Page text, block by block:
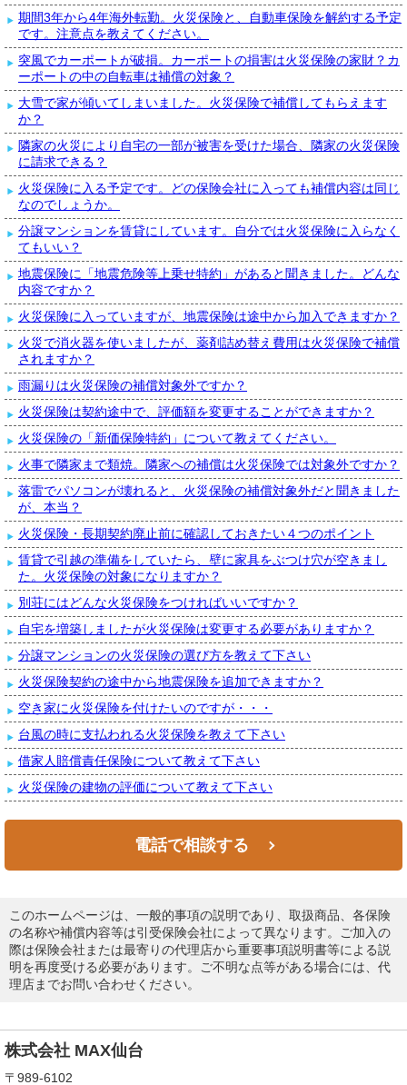
期間3年から4年海外転勤。火災保険と、自動車保険を解約する予定
です。注意点を教えてください。
突風でカーポートが破損。カーポートの損害は火災保険の家財？カ
ーポートの中の自転車は補償の対象？
大雪で家が傾いてしまいました。火災保険で補償してもらえます
か？
隣家の火災により自宅の一部が被害を受けた場合、隣家の火災保険
に請求できる？
火災保険に入る予定です。どの保険会社に入っても補償内容は同じ
なのでしょうか。
分譲マンションを賃貸にしています。自分では火災保険に入らなく
てもいい？
地震保険に「地震危険等上乗せ特約」があると聞きました。どんな
内容ですか？
火災保険に入っていますが、地震保険は途中から加入できますか？
火災で消火器を使いましたが、薬剤詰め替え費用は火災保険で補償
されますか？
雨漏りは火災保険の補償対象外ですか？
火災保険は契約途中で、評価額を変更することができますか？
火災保険の「新価保険特約」について教えてください。
火事で隣家まで類焼。隣家への補償は火災保険では対象外ですか？
落雷でパソコンが壊れると、火災保険の補償対象外だと聞きました
が、本当？
火災保険・長期契約廃止前に確認しておきたい４つのポイント
賃貸で引越の準備をしていたら、壁に家具をぶつけ穴が空きまし
た。火災保険の対象になりますか？
別荘にはどんな火災保険をつければいいですか？
自宅を増築しましたが火災保険は変更する必要がありますか？
分譲マンションの火災保険の選び方を教えて下さい
火災保険契約の途中から地震保険を追加できますか？
空き家に火災保険を付けたいのですが・・・
台風の時に支払われる火災保険を教えて下さい
借家人賠償責任保険について教えて下さい
火災保険の建物の評価について教えて下さい
電話で相談する
このホームページは、一般的事項の説明であり、取扱商品、各保険
の名称や補償内容等は引受保険会社によって異なります。ご加入の
際は保険会社または最寄りの代理店から重要事項説明書等による説
明を再度受ける必要があります。ご不明な点等がある場合には、代
理店までお問い合わせください。
株式会社 MAX仙台
〒989-6102